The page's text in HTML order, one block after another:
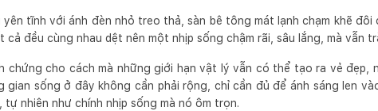
yên tĩnh với ánh đèn nhỏ treo thả, sàn bê tông mát lạnh chạm khẽ
đều cùng nhau dệt nên một nhịp sống chậm rãi, sâu lắng, mà vẫn
chứng cho cách mà những giới hạn vật lý vẫn có thể tạo ra vẻ đẹp,
gian sống ở đây không cần phải rộng, chỉ cần đủ để ánh sáng len
tự nhiên như chính nhịp sống mà nó ôm trọn.